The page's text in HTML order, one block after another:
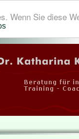
Wenn Sie diese